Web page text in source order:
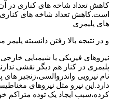
کاهش تعداد شاخه های کناری در
است.کاهش تعداد شاخه های
های پلیمری
و در نتیجه بالا رفتن دانسیته پلیمر
نیروهای فیزیکی یا شیمیایی
پلیمری در کنار هم دیگر نقشی
نام نیرویی واندروالسی،زنجیر
دارد.این نیرو مثل نیروهای
کرده،سبب ایجاد یک توده متراکم